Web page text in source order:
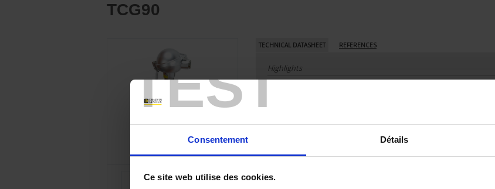
TEST
Consentement Détails
Ce site web utilise des cookies.
TCG90
TECHNICAL DATASHEET REFERENCES
Highlights
Large choice of customizable models
- type of TC